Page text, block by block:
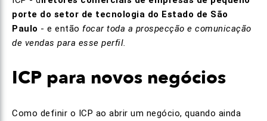
porte do setor de tecnologia do Estado de São
Paulo - e então focar toda a prospecção e comunicação
de vendas para esse perfil.
ICP para novos negócios
Como definir o ICP ao abrir um negócio, quando ainda